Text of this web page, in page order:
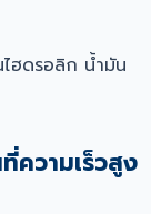
ไฮดรอลิก น้ำมัน
ความเร็วสูง